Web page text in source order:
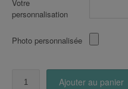
Votre
personnalisation
Photo personnalisée
Ajouter au panier